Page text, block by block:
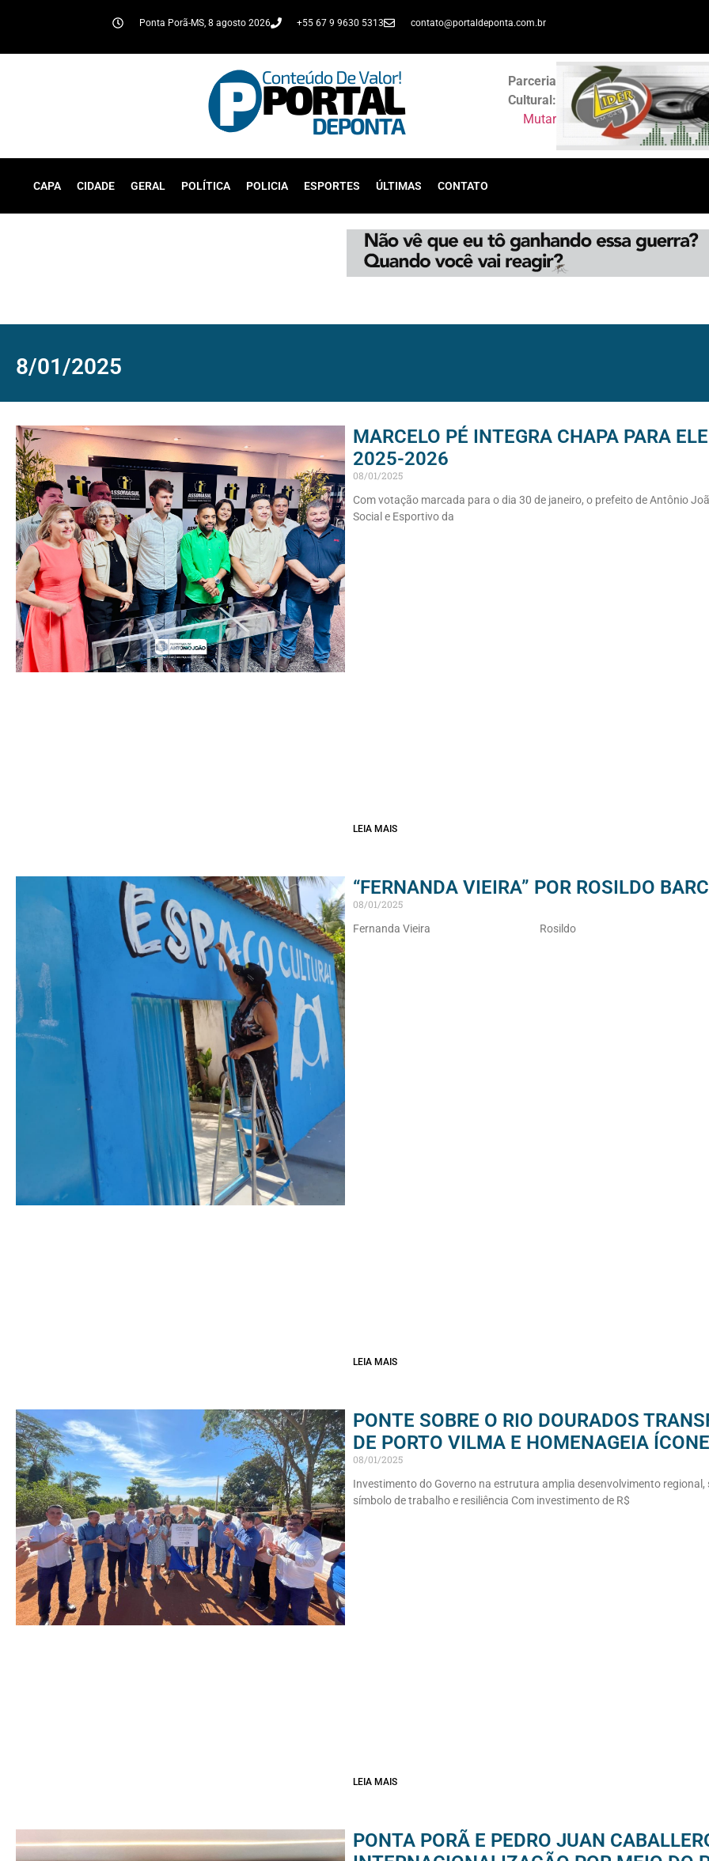
Ponta Porã-MS, 8 agosto 2026 +55 67 9 9630 5313 contato@portaldeponta.com.br
Parceria
Cultural:
Mutar
CAPA CIDADE GERAL POLÍTICA POLICIA ESPORTES ÚLTIMAS CONTATO
8/01/2025
MARCELO PÉ INTEGRA CHAPA PARA
2025-2026
08/01/2025
Com votação marcada para o dia 30 de janeiro, o prefeito de Antônio
Social e Esportivo da
LEIA MAIS
“FERNANDA VIEIRA” POR ROSILDO
08/01/2025
Fernanda Vieira Rosildo
LEIA MAIS
PONTE SOBRE O RIO DOURADOS
DE PORTO VILMA E HOMENAGEIA
08/01/2025
Investimento do Governo na estrutura amplia desenvolvimento
símbolo de trabalho e resiliência Com investimento de R$
LEIA MAIS
PONTA PORÃ E PEDRO JUAN